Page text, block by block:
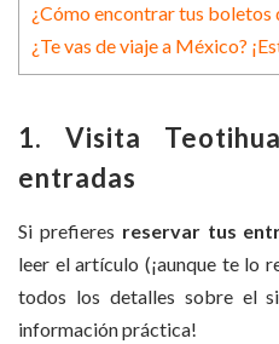
¿Cómo encontrar tus boletos
¿Te vas de viaje a México?
1. Visita
entradas
Si prefieres reservar tus
leer el artículo (¡aunque te lo
todos los detalles sobre el
información práctica!